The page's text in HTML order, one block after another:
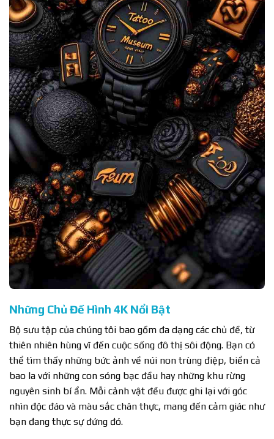
Những Chủ Đề Hình 4K Nổi Bật
Bộ sưu tập của chúng tôi bao gồm đa dạng các chủ đề, từ
thiên nhiên hùng vĩ đến cuộc sống đô thị sôi động. Bạn có
thể tìm thấy những bức ảnh về núi non trùng điệp, biển cả
bao la với những con sóng bạc đầu hay những khu rừng
nguyên sinh bí ẩn. Mỗi cảnh vật đều được ghi lại với góc
nhìn độc đáo và màu sắc chân thực, mang đến cảm giác như
bạn đang thực sự đứng đó.